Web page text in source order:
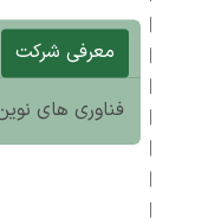
معرفی شرکت
فناوری های